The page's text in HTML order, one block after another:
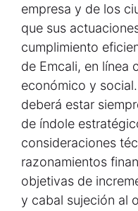
empresa y de los
que sus
cumplimiento
de Emcali, en línea
económico y
deberá estar
de índole
consideraciones
razonamientos
objetivas de
y cabal sujeción al